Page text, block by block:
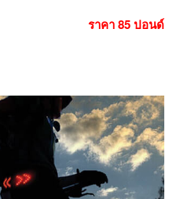
ราคา 85 ปอนด์